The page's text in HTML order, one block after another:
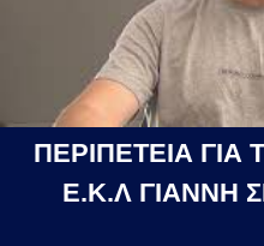
ΠΕΡΙΠΕΤΕΙΑ
Ε.Κ.Λ ΓΙΑΝΝΗ